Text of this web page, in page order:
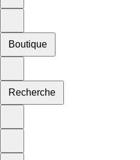
Boutique
Recherche